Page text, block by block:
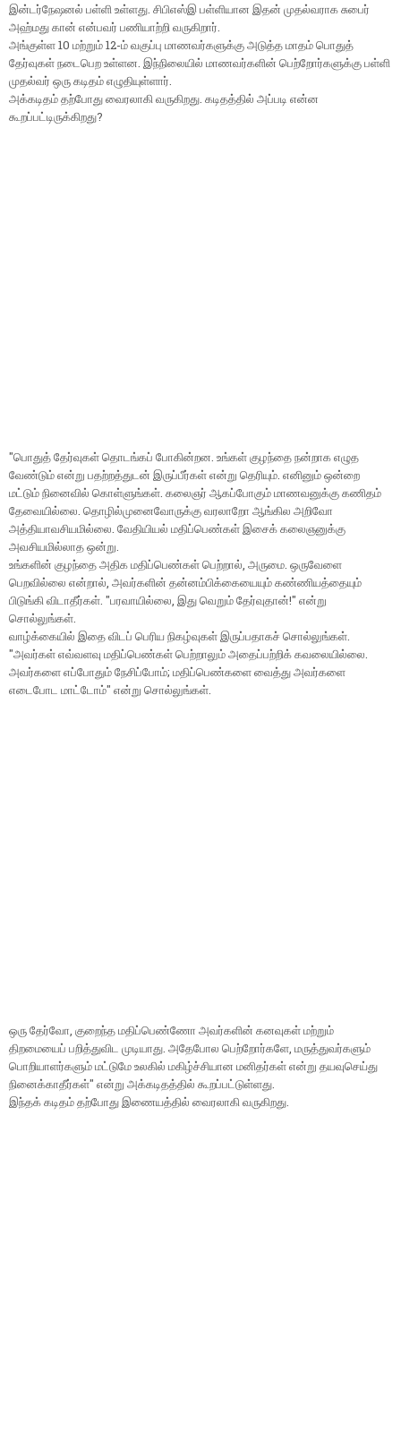
இன்டர்நேஷனல் பள்ளி உள்ளது. சிபிஎஸ்இ பள்ளியான இதன் முதல்வராக சுபைர்
அஹ்மது கான் என்பவர் பணியாற்றி வருகிறார்.
அங்குள்ள 10 மற்றும் 12-ம் வகுப்பு மாணவர்களுக்கு அடுத்த மாதம் பொதுத்
தேர்வுகள் நடைபெற உள்ளன. இந்நிலையில் மாணவர்களின் பெற்றோர்களுக்கு பள்ளி
முதல்வர் ஒரு கடிதம் எழுதியுள்ளார்.
அக்கடிதம் தற்போது வைரலாகி வருகிறது. கடிதத்தில் அப்படி என்ன
கூறப்பட்டிருக்கிறது?
''பொதுத் தேர்வுகள் தொடங்கப் போகின்றன. உங்கள் குழந்தை நன்றாக எழுத
வேண்டும் என்று பதற்றத்துடன் இருப்பீர்கள் என்று தெரியும். எனினும் ஒன்றை
மட்டும் நினைவில் கொள்ளுங்கள். கலைஞர் ஆகப்போகும் மாணவனுக்கு கணிதம்
தேவையில்லை. தொழில்முனைவோருக்கு வரலாறோ ஆங்கில அறிவோ
அத்தியாவசியமில்லை. வேதியியல் மதிப்பெண்கள் இசைக் கலைஞனுக்கு
அவசியமில்லாத ஒன்று.
உங்களின் குழந்தை அதிக மதிப்பெண்கள் பெற்றால், அருமை. ஒருவேளை
பெறவில்லை என்றால், அவர்களின் தன்னம்பிக்கையையும் கண்ணியத்தையும்
பிடுங்கி விடாதீர்கள். ''பரவாயில்லை, இது வெறும் தேர்வுதான்!'' என்று
சொல்லுங்கள்.
வாழ்க்கையில் இதை விடப் பெரிய நிகழ்வுகள் இருப்பதாகச் சொல்லுங்கள்.
''அவர்கள் எவ்வளவு மதிப்பெண்கள் பெற்றாலும் அதைப்பற்றிக் கவலையில்லை.
அவர்களை எப்போதும் நேசிப்போம்; மதிப்பெண்களை வைத்து அவர்களை
எடைபோட மாட்டோம்'' என்று சொல்லுங்கள்.
ஒரு தேர்வோ, குறைந்த மதிப்பெண்ணோ அவர்களின் கனவுகள் மற்றும்
திறமையைப் பறித்துவிட முடியாது. அதேபோல பெற்றோர்களே, மருத்துவர்களும்
பொறியாளர்களும் மட்டுமே உலகில் மகிழ்ச்சியான மனிதர்கள் என்று தயவுசெய்து
நினைக்காதீர்கள்'' என்று அக்கடிதத்தில் கூறப்பட்டுள்ளது.
இந்தக் கடிதம் தற்போது இணையத்தில் வைரலாகி வருகிறது.